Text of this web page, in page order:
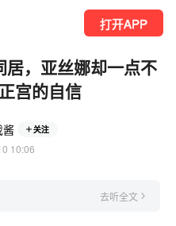
打开APP
，亚丝娜却一点不
宫的自信
酱 关注
10:06
去听全文